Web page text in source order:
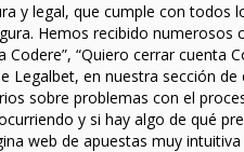
y legal, que cumple con todos
Hemos recibido numerosos
“Quiero cerrar cuenta
Legalbet, en nuestra sección
sobre problemas con el
y si hay algo de qué
web de apuestas muy intuitiva